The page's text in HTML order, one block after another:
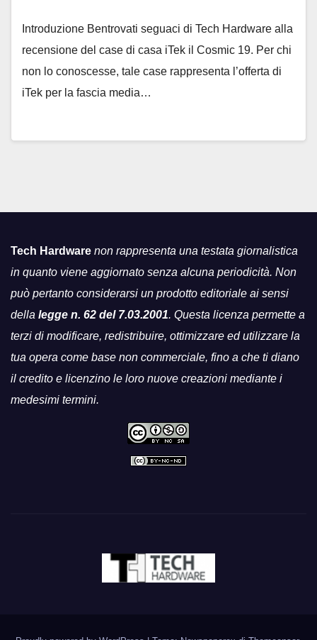
Introduzione Bentrovati seguaci di Tech Hardware alla
recensione del case di casa iTek il Cosmic 19. Per chi
non lo conoscesse, tale case rappresenta l’offerta di
iTek per la fascia media…
Tech Hardware non rappresenta una testata giornalistica
in quanto viene aggiornato senza alcuna periodicità. Non
può pertanto considerarsi un prodotto editoriale ai sensi
della legge n. 62 del 7.03.2001. Questa licenza permette a
terzi di modificare, redistribuire, ottimizzare ed utilizzare la
tua opera come base non commerciale, fino a che ti diano
il credito e licenzino le loro nuove creazioni mediante i
medesimi termini.